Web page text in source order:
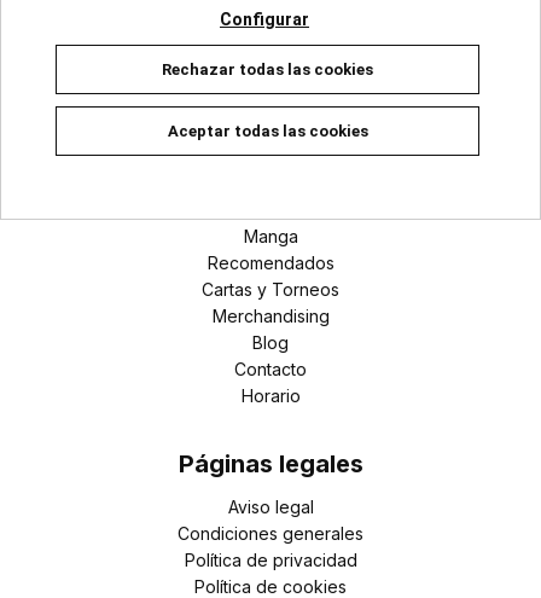
Superhéroes Marvel
Universo DC
Manga
Secciones
Manga
Recomendados
Cartas y Torneos
Merchandising
Blog
Contacto
Horario
Páginas legales
Aviso legal
Condiciones generales
Política de privacidad
Política de cookies
Configurar
Rechazar todas las cookies
Aceptar todas las cookies